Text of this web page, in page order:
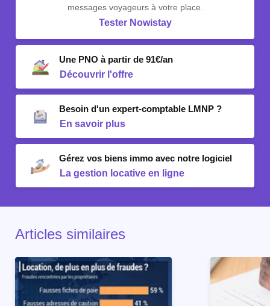
messages voyageurs à votre place.
Tester Nowistay
Une PNO à partir de 91€/an
Découvrir l'offre
Besoin d'un expert-comptable LMNP ?
En savoir plus
Gérez vos biens immo avec notre logiciel
La gestion locative en ligne
Articles similaires